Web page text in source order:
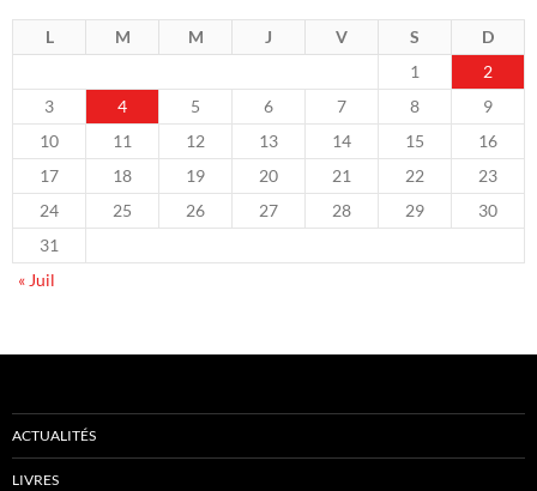
L M M J V S
D
1
2
3
4 5 6 7 8
9
10
11 12 13 14 15
16
17
18 19 20 21 22
23
24
25 26 27 28 29
30
31
« Juil
ACTUALITÉS
LIVRES